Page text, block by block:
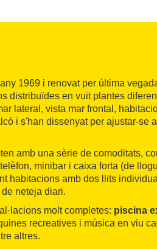
1969 i renovat per última
distribuïdes en vuit plantes
lateral, vista mar frontal,
i s'han dissenyat per ajustar-se
amb una sèrie de comoditats,
minibar i caixa forta (de
habitacions amb dos llits
neteja diari.
molt completes: piscina
recreatives i música en viu
altres.